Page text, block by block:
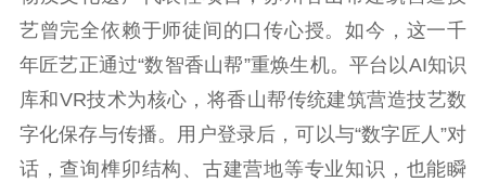
公共服务
新时代公民素养
提升资源库
新闻出版
政务服务
作品著作权
登记服务
科研创新
服务管理平台
智库服务
管理平台
文艺创作
服务管理
艺曾完全依赖于师徒间的口传心授。如今，这一千
年匠艺正通过“数智香山帮”重焕生机。平台以AI知识
库和VR技术为核心，将香山帮传统建筑营造技艺数
字化保存与传播。用户登录后，可以与“数字匠人”对
话，查询榫卯结构、古建营地等专业知识，也能瞬